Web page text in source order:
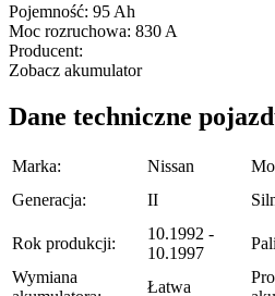
Pojemność: 95 Ah
Moc rozruchowa: 830 A
Producent:
Zobacz akumulator
Dane techniczne
Marka: Nissan
Generacja:
II
Rok produkcji:
10.1992 -
10.1997
Wymiana
Łatwa